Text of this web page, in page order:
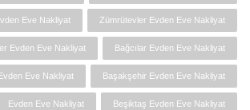
Zümrütevler Evden Eve Nakliyat
Eve Nakliyat
Bağcılar Evden Eve Nakliyat
Evden Eve Nakliyat
Başakşehir Evden Eve Nakliyat
Eve Nakliyat
Beşiktaş Evden Eve Nakliyat
Evden Eve Nakliyat